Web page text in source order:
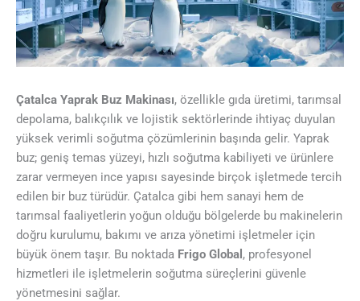
Çatalca Yaprak Buz Makinası, özellikle gıda üretimi, tarımsal
depolama, balıkçılık ve lojistik sektörlerinde ihtiyaç duyulan
yüksek verimli soğutma çözümlerinin başında gelir. Yaprak
buz; geniş temas yüzeyi, hızlı soğutma kabiliyeti ve ürünlere
zarar vermeyen ince yapısı sayesinde birçok işletmede tercih
edilen bir buz türüdür. Çatalca gibi hem sanayi hem de
tarımsal faaliyetlerin yoğun olduğu bölgelerde bu makinelerin
doğru kurulumu, bakımı ve arıza yönetimi işletmeler için
büyük önem taşır. Bu noktada Frigo Global , profesyonel
hizmetleri ile işletmelerin soğutma süreçlerini güvenle
yönetmesini sağlar.